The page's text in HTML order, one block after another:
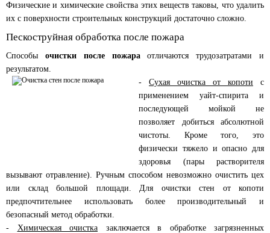
Физические и химические свойства этих веществ таковы, что удалить
их с поверхности строительных конструкций достаточно сложно.
Пескоструйная обработка после пожара
Способы очистки после пожараотличаются трудозатратами и
результатом.
- Сухая очистка от копоти с
применением уайт-спирита и
последующей мойкой не
позволяет добиться абсолютной
чистоты. Кроме того, это
физически тяжело и опасно для
здоровья (пары растворителя
вызывают отравление). Ручным способом невозможно очистить цех
или склад большой площади. Для очистки стен от копоти
предпочтительнее использовать более производительный и
безопасный метод обработки.
- Химическая очистка заключается в обработке загрязненных